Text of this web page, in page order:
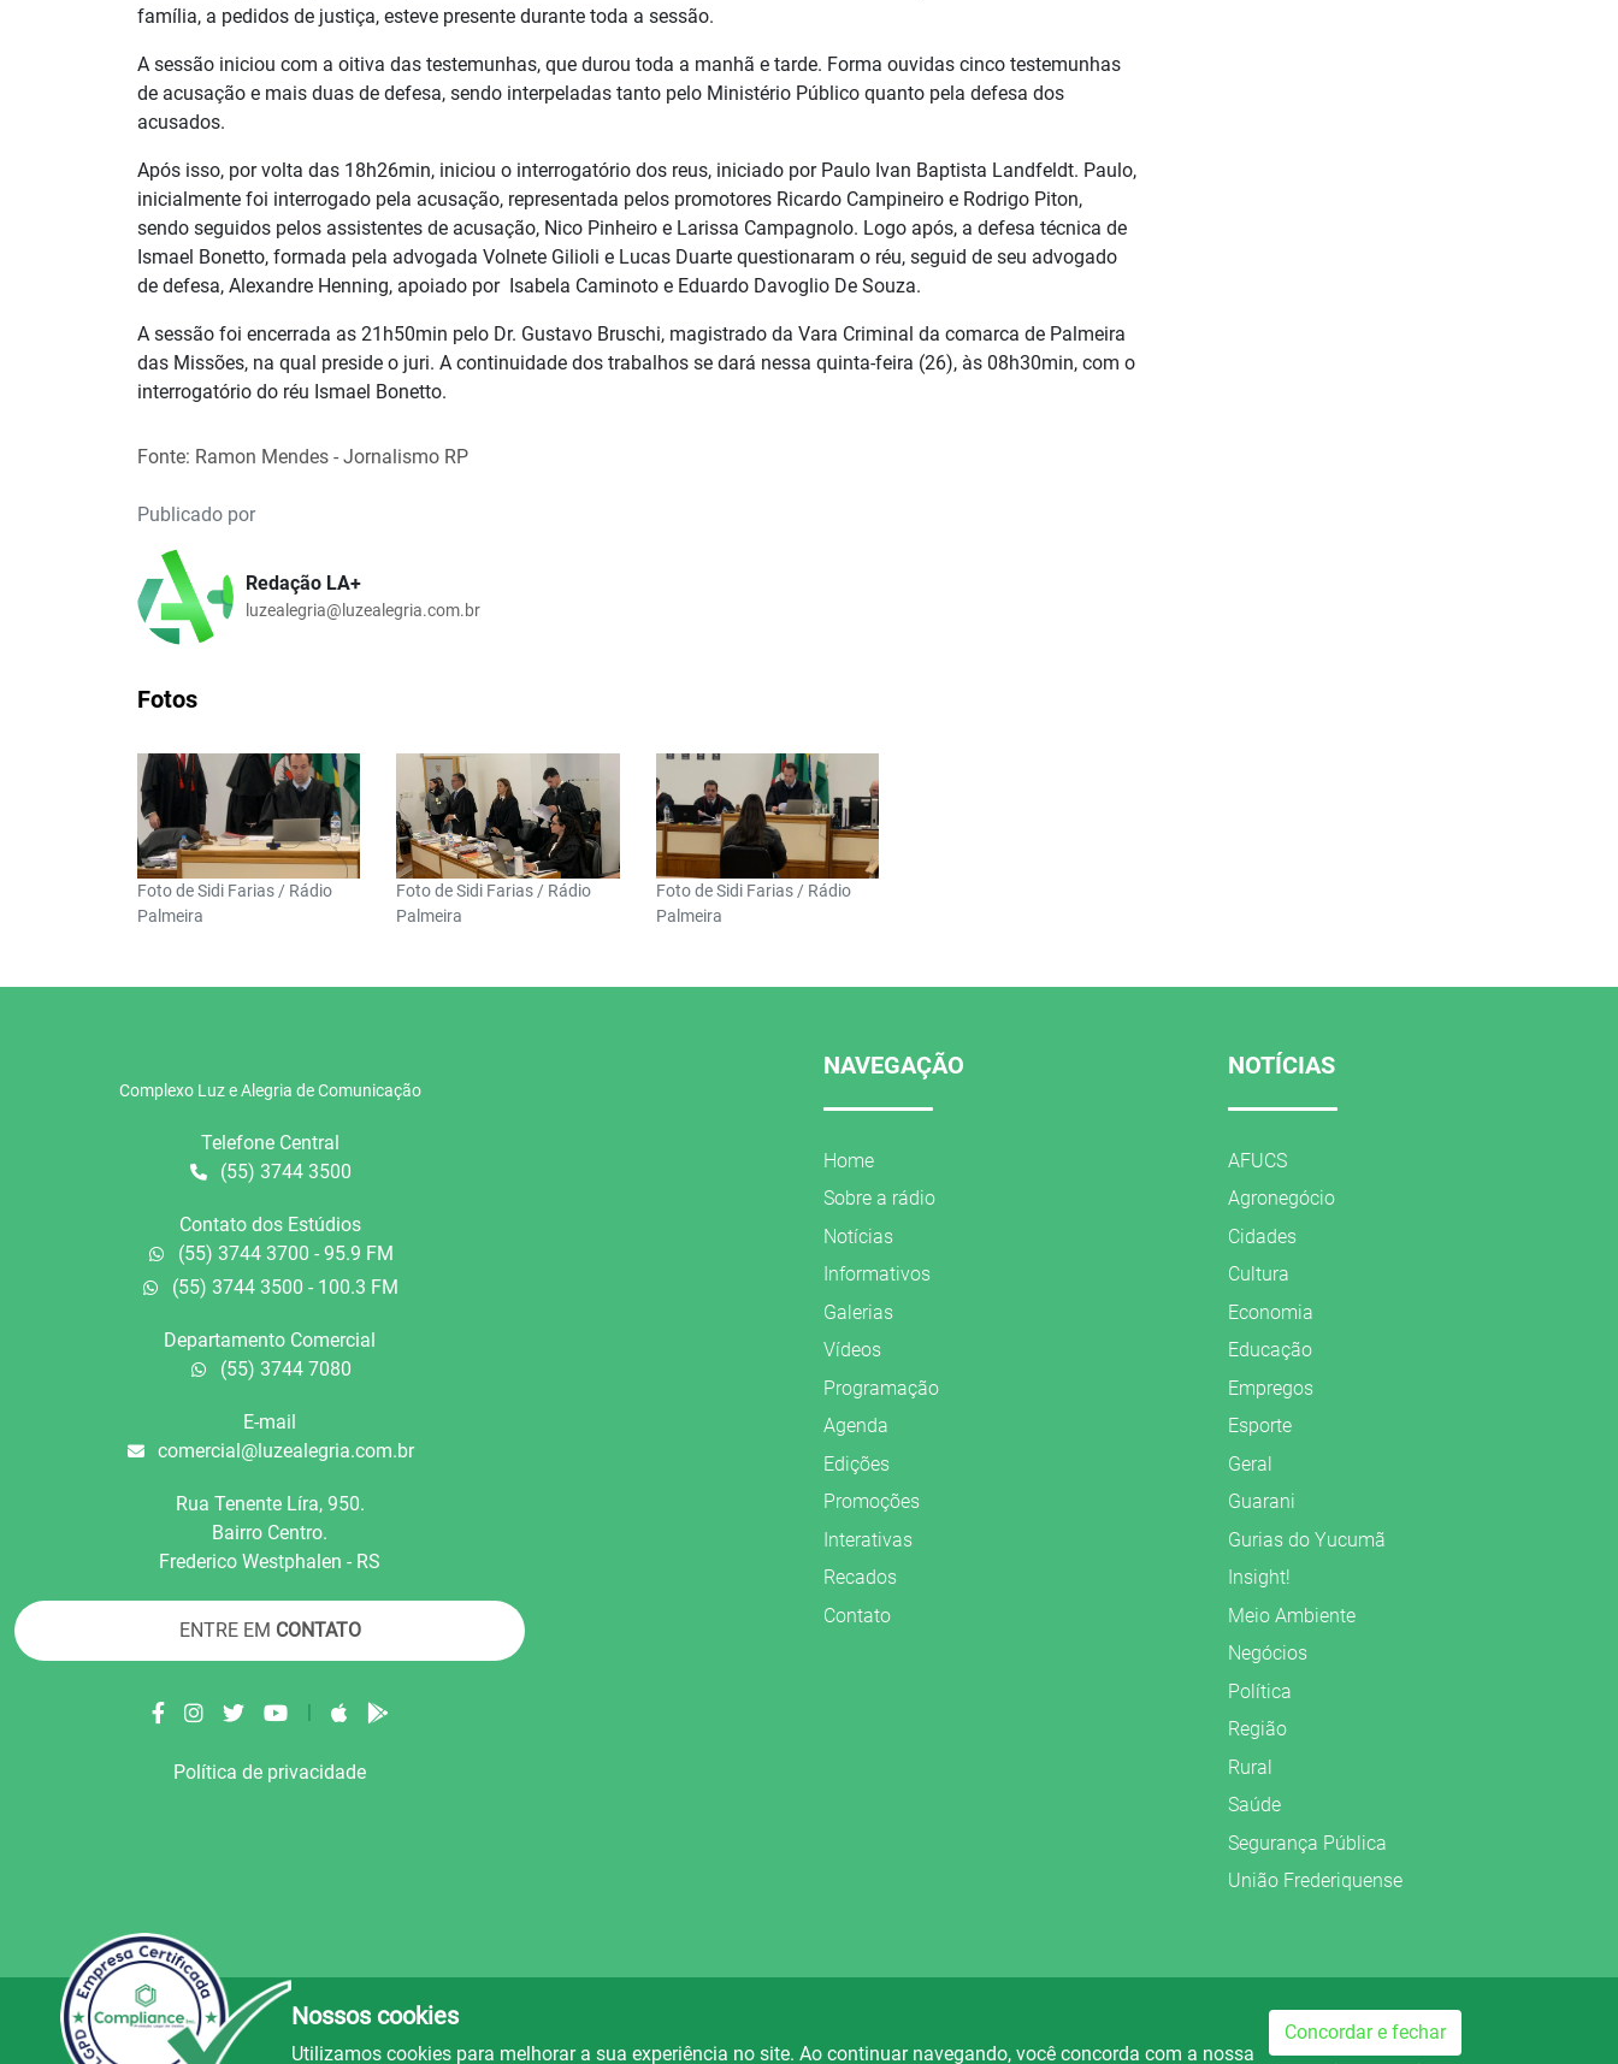
família, a pedidos de justiça, esteve presente durante toda a sessão.
A sessão iniciou com a oitiva das testemunhas, que durou toda a manhã e tarde. Forma ouvidas cinco testemunhas
de acusação e mais duas de defesa, sendo interpeladas tanto pelo Ministério Público quanto pela defesa dos
acusados.
Após isso, por volta das 18h26min, iniciou o interrogatório dos reus, iniciado por Paulo Ivan Baptista Landfeldt. Paulo,
inicialmente foi interrogado pela acusação, representada pelos promotores Ricardo Campineiro e Rodrigo Piton,
sendo seguidos pelos assistentes de acusação, Nico Pinheiro e Larissa Campagnolo. Logo após, a defesa técnica de
Ismael Bonetto, formada pela advogada Volnete Gilioli e Lucas Duarte questionaram o réu, seguid de seu advogado
de defesa, Alexandre Henning, apoiado por Isabela Caminoto e Eduardo Davoglio De Souza.
A sessão foi encerrada as 21h50min pelo Dr. Gustavo Bruschi, magistrado da Vara Criminal da comarca de Palmeira
das Missões, na qual preside o juri. A continuidade dos trabalhos se dará nessa quinta-feira (26), às 08h30min, com o
interrogatório do réu Ismael Bonetto.
Fonte: Ramon Mendes - Jornalismo RP
Publicado por
Redação LA+
luzealegria@luzealegria.com.br
Fotos
Foto de Sidi Farias / Rádio
Palmeira
Foto de Sidi Farias / Rádio
Palmeira
Foto de Sidi Farias / Rádio
Palmeira
Complexo Luz e Alegria de Comunicação
Telefone Central
(55) 3744 3500
Contato dos Estúdios
(55) 3744 3700 - 95.9 FM
(55) 3744 3500 - 100.3 FM
Departamento Comercial
(55) 3744 7080
E-mail
comercial@luzealegria.com.br
Rua Tenente Líra, 950.
Bairro Centro.
Frederico Westphalen - RS
ENTRE EM CONTATO
Política de privacidade
NAVEGAÇÃO
Home
Sobre a rádio
Notícias
Informativos
Galerias
Vídeos
Programação
Agenda
Edições
Promoções
Interativas
Recados
Contato
NOTÍCIAS
AFUCS
Agronegócio
Cidades
Cultura
Economia
Educação
Empregos
Esporte
Geral
Guarani
Gurias do Yucumã
Insight!
Meio Ambiente
Negócios
Política
Região
Rural
Saúde
Segurança Pública
União Frederiquense
© Copyright 2022.LA+.Todos os direitos reservados. Preparado no
Nossos cookies
Utilizamos cookies para melhorar a sua experiência no site. Ao continuar navegando, você concorda com a nossa
Concordar e fechar